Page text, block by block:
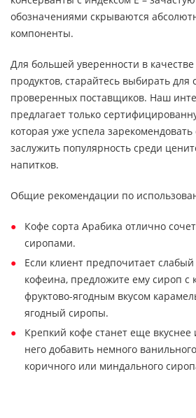
обозначениями скрываются
компоненты.
Для большей уверенности в
продуктов, старайтесь выбирать для
проверенных поставщиков. Наш
предлагает только
которая уже успела
заслужить популярность среди
напитков.
Общие рекомендации по
Кофе сорта Арабика отлично
сиропами.
Если клиент предпочитает
кофеина, предложите ему сироп
фруктово-ягодным вкусом
ягодный сиропы.
Крепкий кофе станет еще
него добавить немного
коричного или миндального